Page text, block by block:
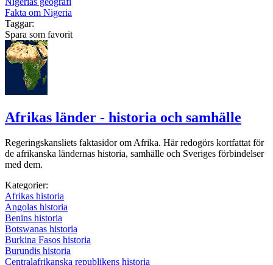
Fakta om Nigeria
Taggar:
Spara som favorit
Afrikas länder - historia och samhälle
Regeringskansliets faktasidor om Afrika. Här redogörs kortfattat för
de afrikanska ländernas historia, samhälle och Sveriges förbindelser
med dem.
Kategorier:
Afrikas historia
Angolas historia
Benins historia
Botswanas historia
Burkina Fasos historia
Burundis historia
Centralafrikanska republikens historia